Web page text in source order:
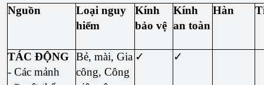
Nguồn
Loại nguy
hiểm
Kính
bảo vệ
Kính
an toàn
Hàn
TÁC ĐỘNG
- Các mảnh
Bẻ, mài, Gia
công, Công
✓ ✓